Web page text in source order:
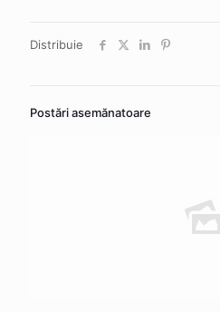
Distribuie
Postări asemănatoare